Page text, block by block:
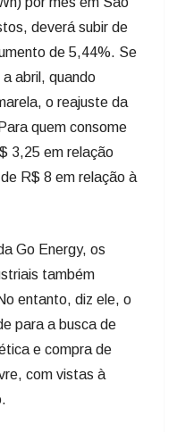
deverá subir de
de 5,44%. Se
abril, quando
o reajuste da
quem consome
3,25 em relação
R$ 8 em relação à
Go Energy, os
também
entanto, diz ele, o
para a busca de
e compra de
com vistas à